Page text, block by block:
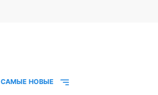
САМЫЕ НОВЫЕ